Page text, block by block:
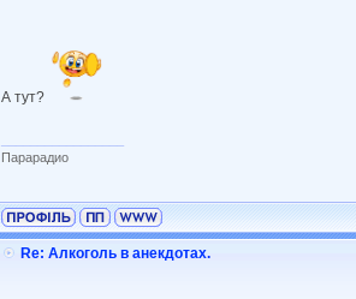
А тут?
Парарадио
Re: Алкоголь в анекдотах.